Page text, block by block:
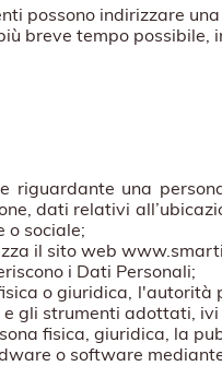
possono indirizzare
breve tempo possibile,
riguardante una
dati relativi
o sociale;
il sito web
i Dati Personali;
o giuridica, l'autorità
gli strumenti adottati,
fisica, giuridica, la
o software